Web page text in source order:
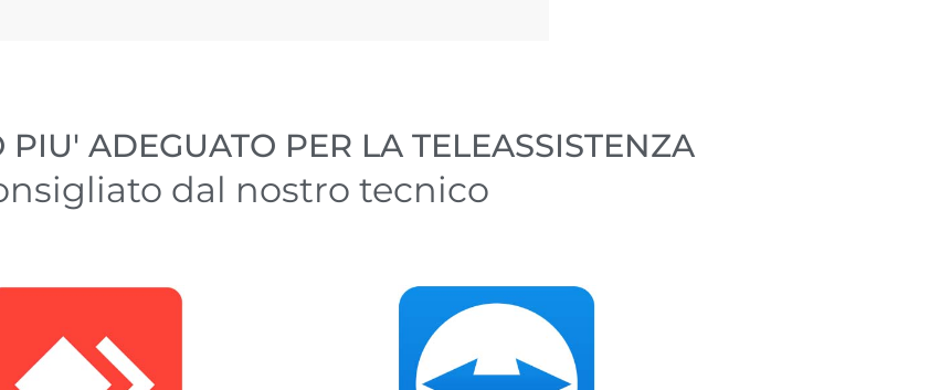
ADEGUATO PER LA TELEASSISTENZA
dal nostro tecnico